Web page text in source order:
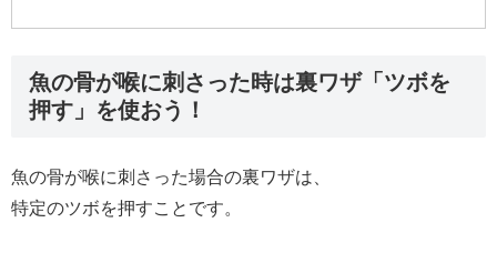
魚の骨が喉に刺さった時は裏ワザ「ツボを
押す」を使おう！
魚の骨が喉に刺さった場合の裏ワザは、
特定のツボを押すことです。